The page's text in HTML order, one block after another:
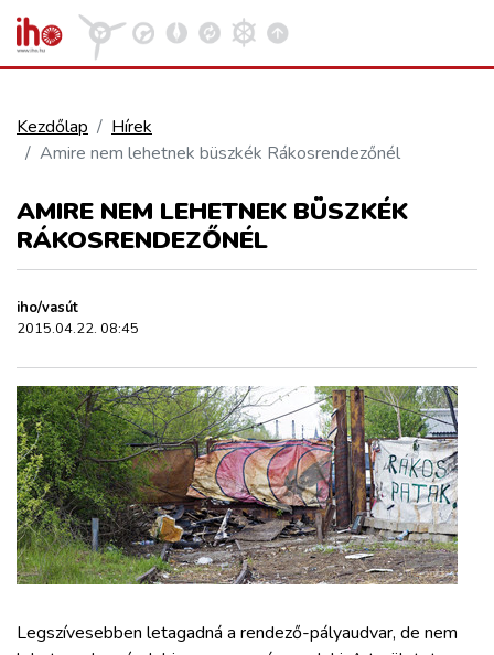
VASÚT
KÖZÚT
REPÜLÉS
KÖZLEKEDÉSFEJLESZTÉS
ELLÁTÁSI LÁNC
ZÖLDÚT
HAJÓZÁS
BLOG
Kosár megtekintése
Kezdőlap
Hírek
Amire nem lehetnek büszkék Rákosrendezőnél
AMIRE NEM LEHETNEK BÜSZKÉK
RÁKOSRENDEZŐNÉL
iho/vasút
2015.04.22. 08:45
Legszívesebben letagadná a rendező-pályaudvar, de nem